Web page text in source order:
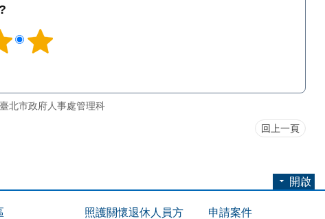
北市政府人事處管理科
回上一頁
開啟
照護關懷退休人員方
申請案件